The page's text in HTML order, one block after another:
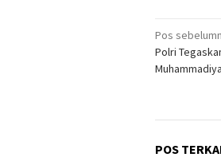
pos
Pos
Polri
POS